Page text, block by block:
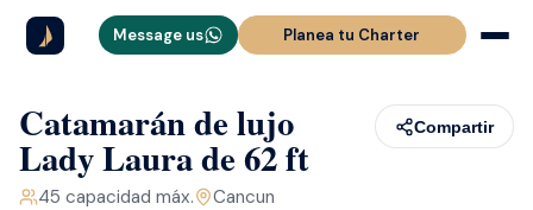
Message us Planea tu Charter
Catamarán de lujo
Lady Laura de 62 ft
45 capacidad máx. Cancun
Compartir